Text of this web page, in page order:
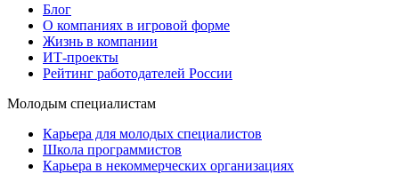
Блог
О компаниях в игровой форме
Жизнь в компании
ИТ-проекты
Рейтинг работодателей России
Молодым специалистам
Карьера для молодых специалистов
Школа программистов
Карьера в некоммерческих организациях